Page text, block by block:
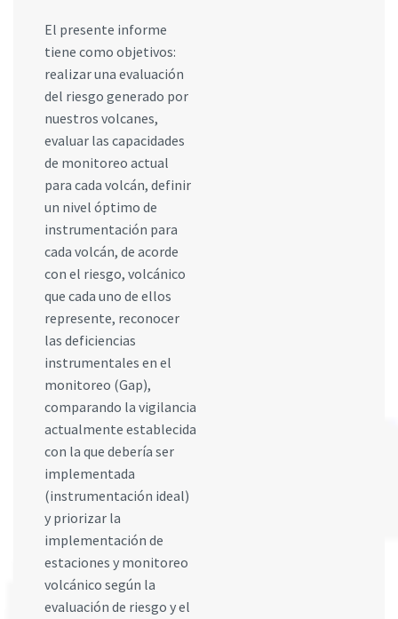
El presente informe
tiene como objetivos:
realizar una evaluación
del riesgo generado por
nuestros volcanes,
evaluar las capacidades
de monitoreo actual
para cada volcán, definir
un nivel óptimo de
instrumentación para
cada volcán, de acorde
con el riesgo, volcánico
que cada uno de ellos
represente, reconocer
las deficiencias
instrumentales en el
monitoreo (Gap),
comparando la vigilancia
actualmente establecida
con la que debería ser
implementada
(instrumentación ideal)
y priorizar la
implementación de
estaciones y monitoreo
volcánico según la
evaluación de riesgo y el